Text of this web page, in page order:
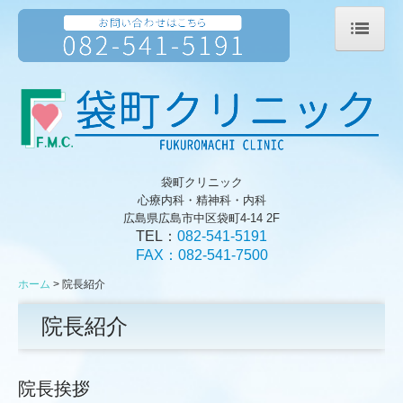
診療案内
院長紹介
袋町クリニック
心療内科・精神科・内科
広島県広島市中区袋町4-14 2F
TEL： 082-541-5191
FAX： 082-541-7500
ホーム 院長紹介
院長紹介
院長挨拶